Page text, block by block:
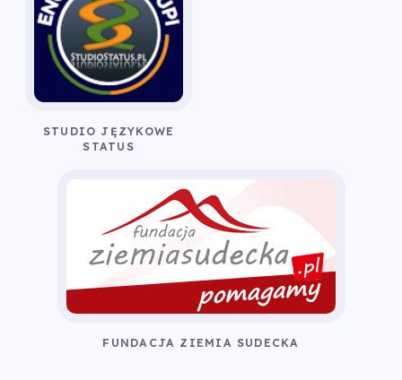
STUDIO JĘZYKOWE
STATUS
FUNDACJA ZIEMIA SUDECKA